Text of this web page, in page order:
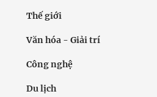
Thế giới
Văn hóa - Giải trí
Công nghệ
Du lịch